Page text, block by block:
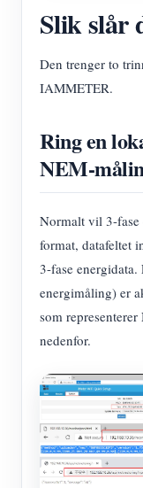
Slik slår
Den trenger to
IAMMETER.
Ring en
NEM-
Normalt vil 3-fase
format, datafeltet
3-fase
energimåling) er
som
nedenfor.